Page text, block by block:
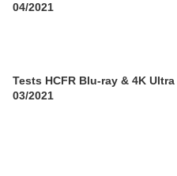
04/2021
Tests HCFR Blu-ray & 4K Ultra
03/2021